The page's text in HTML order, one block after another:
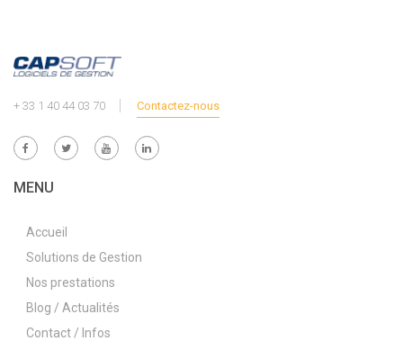
+ 33 1 40 44 03 70 Contactez-nous
MENU
Accueil
Solutions de Gestion
Nos prestations
Blog / Actualités
Contact / Infos